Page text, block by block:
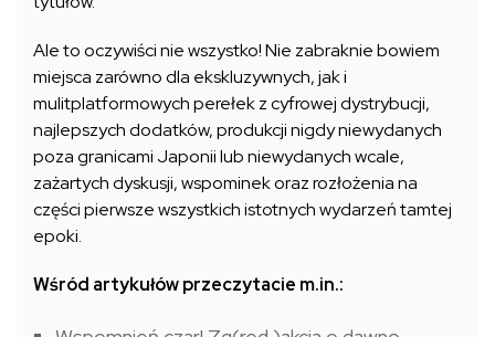
Ale to oczywiści nie wszystko! Nie zabraknie bowiem
miejsca zarówno dla ekskluzywnych, jak i
mulitplatformowych perełek z cyfrowej dystrybucji,
najlepszych dodatków, produkcji nigdy niewydanych
poza granicami Japonii lub niewydanych wcale,
zażartych dyskusji, wspominek oraz rozłożenia na
części pierwsze wszystkich istotnych wydarzeń tamtej
epoki.
Wśród artykułów przeczytacie m.in.: